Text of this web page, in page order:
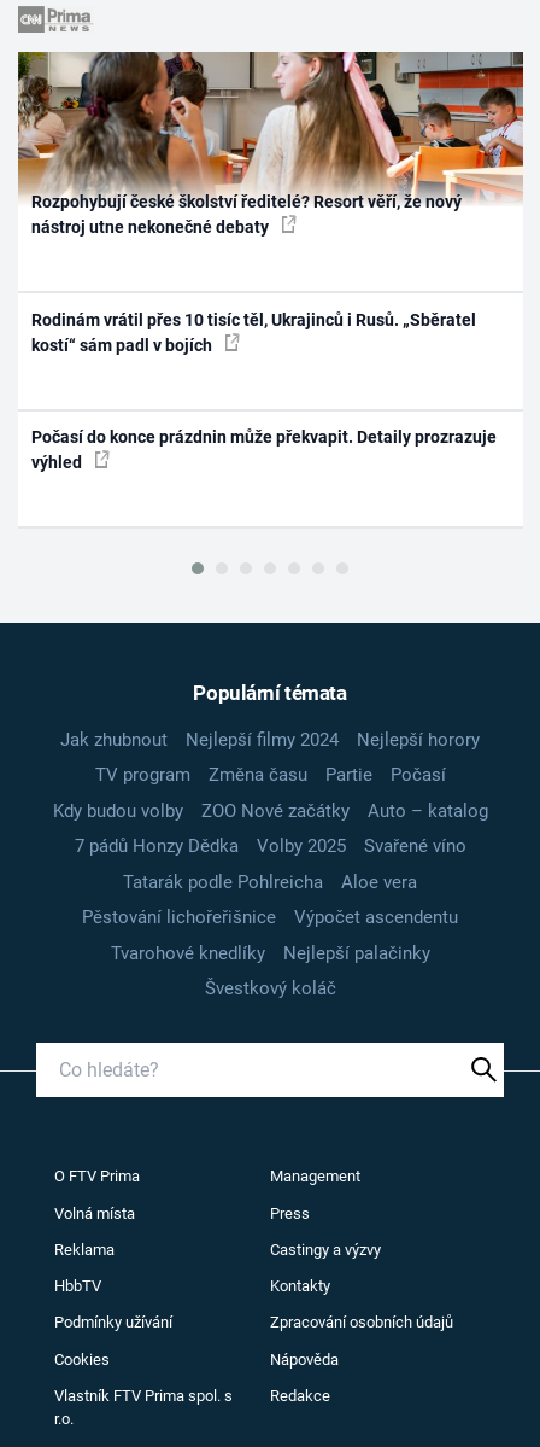
Rozpohybují české školství ředitelé? Resort věří, že nový
nástroj utne nekonečné debaty
Rodinám vrátil přes 10 tisíc těl, Ukrajinců i Rusů. „Sběratel
kostí“ sám padl v bojích
Počasí do konce prázdnin může překvapit. Detaily prozrazuje
výhled
Populární témata
Jak zhubnout Nejlepší filmy 2024
Nejlepší horory
TV program
Změna času Partie
Počasí
Kdy budou volby
ZOO Nové začátky
Auto – katalog
7 pádů Honzy Dědka
Volby 2025
Svařené víno
Tatarák podle Pohlreicha
Aloe vera
Pěstování lichořeřišnice
Výpočet ascendentu
Tvarohové knedlíky
Nejlepší palačinky
Švestkový koláč
O FTV Prima Management
Volná místa Press
Reklama Castingy a výzvy
HbbTV Kontakty
Podmínky užívání Zpracování osobních údajů
Cookies Nápověda
Vlastník FTV Prima spol. s
r.o.
Redakce